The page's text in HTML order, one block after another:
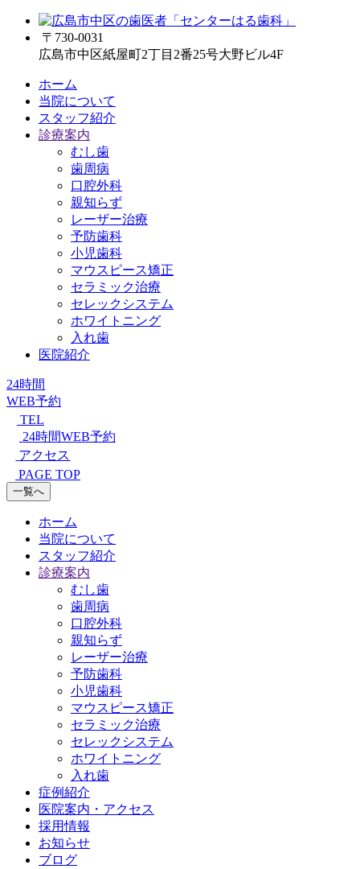
〒730-0031
広島市中区紙屋町2丁目2番25号大野ビル4F
ホーム
当院について
スタッフ紹介
診療案内
むし歯
歯周病
口腔外科
親知らず
レーザー治療
予防歯科
小児歯科
マウスピース矯正
セラミック治療
セレックシステム
ホワイトニング
入れ歯
医院紹介
24時間
WEB予約
TEL
24時間WEB予約
アクセス
PAGE TOP
一覧へ
ホーム
当院について
スタッフ紹介
診療案内
むし歯
歯周病
口腔外科
親知らず
レーザー治療
予防歯科
小児歯科
マウスピース矯正
セラミック治療
セレックシステム
ホワイトニング
入れ歯
症例紹介
医院案内・アクセス
採用情報
お知らせ
ブログ